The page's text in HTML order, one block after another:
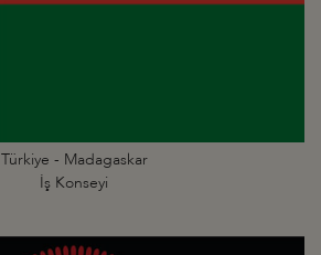
Türkiye - Madagaskar
İş Konseyi